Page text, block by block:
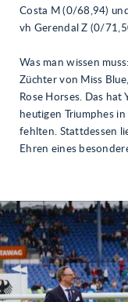
Costa M (0/68,94)
vh Gerendal Z (0/
Was man wissen
Züchter von Miss
Rose Horses. Das hat
heutigen Triumphes
fehlten. Stattdessen
Ehren eines